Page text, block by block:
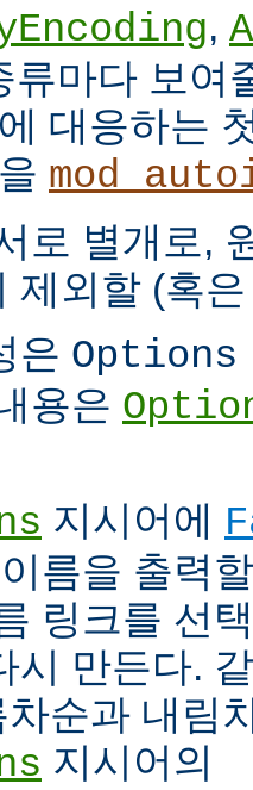
,
류마다 보여
대응하는
로 별개로,
제외할 (혹
은 Options
용은
지시어에
름을 출력
링크를 선
시 만든다.
순과 내림
지시어의